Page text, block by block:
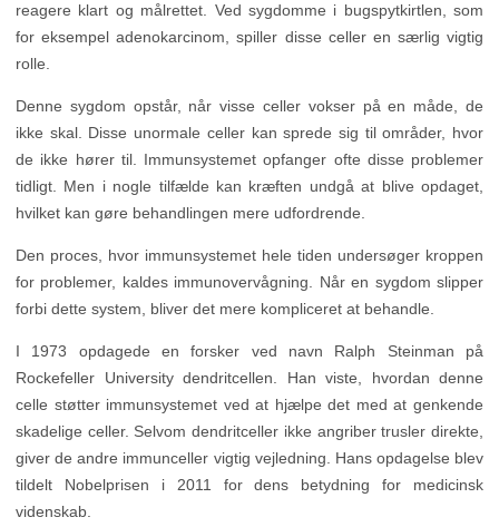
reagere klart og målrettet. Ved sygdomme i bugspytkirtlen, som
for eksempel adenokarcinom, spiller disse celler en særlig vigtig
rolle.
Denne sygdom opstår, når visse celler vokser på en måde, de
ikke skal. Disse unormale celler kan sprede sig til områder, hvor
de ikke hører til. Immunsystemet opfanger ofte disse problemer
tidligt. Men i nogle tilfælde kan kræften undgå at blive opdaget,
hvilket kan gøre behandlingen mere udfordrende.
Den proces, hvor immunsystemet hele tiden undersøger kroppen
for problemer, kaldes immunovervågning. Når en sygdom slipper
forbi dette system, bliver det mere kompliceret at behandle.
I 1973 opdagede en forsker ved navn Ralph Steinman på
Rockefeller University dendritcellen. Han viste, hvordan denne
celle støtter immunsystemet ved at hjælpe det med at genkende
skadelige celler. Selvom dendritceller ikke angriber trusler direkte,
giver de andre immunceller vigtig vejledning. Hans opdagelse blev
tildelt Nobelprisen i 2011 for dens betydning for medicinsk
videnskab.